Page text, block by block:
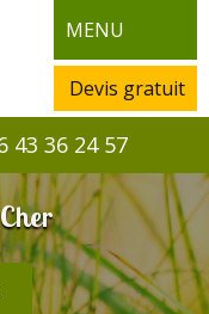
MENU
Devis gratuit
43 36 24 57